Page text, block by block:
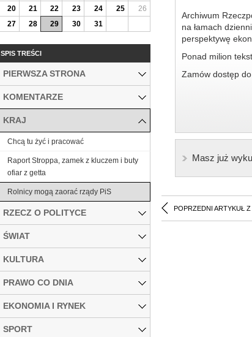
Archiwum
na łamach
perspektywę
Ponad milion
Zamów dostęp
Masz już
POPRZEDNI ARTYKUŁ
20
21 22 23 24 25
26
27
28 29 30 31
SPIS TREŚCI
PIERWSZA STRONA
KOMENTARZE
KRAJ
Chcą tu żyć i pracować
Raport Stroppa, zamek z kluczem i buty
ofiar z getta
Rolnicy mogą zaorać rządy PiS
RZECZ O POLITYCE
ŚWIAT
KULTURA
PRAWO CO DNIA
EKONOMIA I RYNEK
SPORT